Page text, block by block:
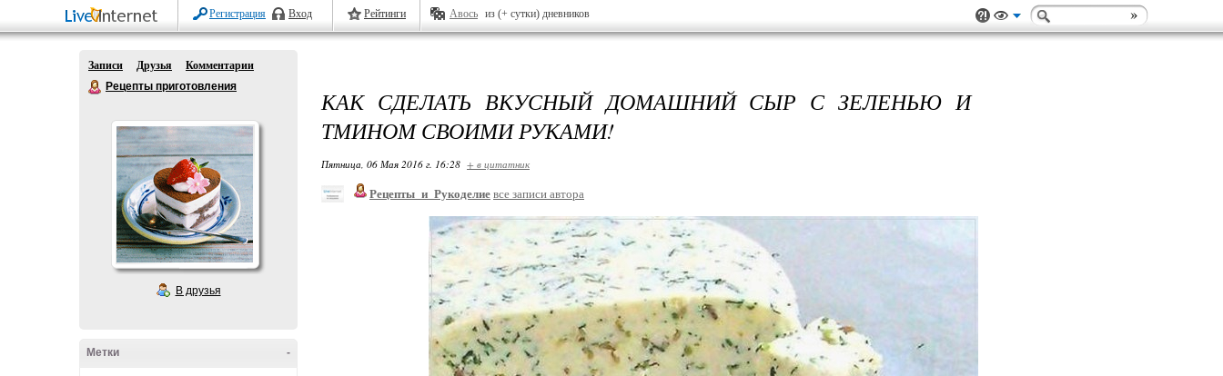
Регистрация Вход Рейтинги Авось из (+ сутки) дневников
Записи Друзья
Комментарии
Рецепты приготовления
В друзья
-
Метки
КАК СДЕЛАТЬ ВКУСНЫЙ ДОМАШНИЙ СЫР С ЗЕЛЕНЬЮ И
ТМИНОМ СВОИМИ РУКАМИ!
Пятница, 06 Мая 2016 г. 16:28 + в цитатник
Рецепты_и_Рукоделие все записи автора